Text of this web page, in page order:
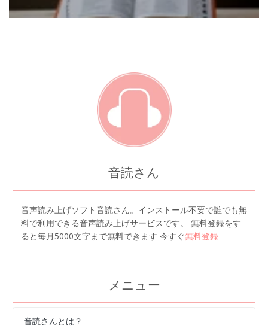
音読さん
音声読み上げソフト音読さん。インストール不要で誰でも無
料で利用できる音声読み上げサービスです。 無料登録をす
ると毎月5000文字まで無料できます 今すぐ無料登録
メニュー
音読さんとは？